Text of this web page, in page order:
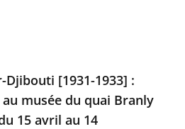
Djibouti [1931-1933] :
musée du quai Branly
15 avril au 14